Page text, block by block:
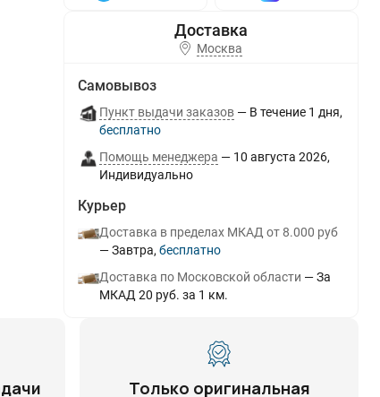
Москва
Самовывоз
Пункт выдачи заказов В течение 1 дня
Бесплатно
Помощь менеджера
10 августа 2026
Индивидуально
Курьер
Доставка в пределах МКАД от 8.000 руб
Завтра
Бесплатно
Доставка по Московской области
За
МКАД 20 руб. за 1 км.
Только оригинальная